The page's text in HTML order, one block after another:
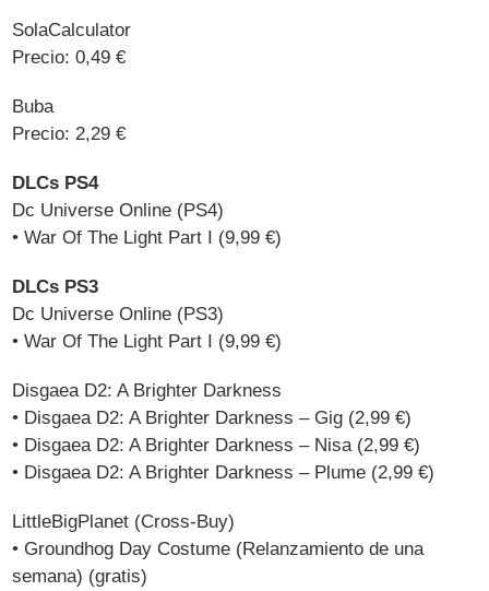
SolaCalculator
Precio: 0,49 €
Buba
Precio: 2,29 €
DLCs PS4
Dc Universe Online (PS4)
• War Of The Light Part I (9,99 €)
DLCs PS3
Dc Universe Online (PS3)
• War Of The Light Part I (9,99 €)
Disgaea D2: A Brighter Darkness
• Disgaea D2: A Brighter Darkness – Gig (2,99 €)
• Disgaea D2: A Brighter Darkness – Nisa (2,99 €)
• Disgaea D2: A Brighter Darkness – Plume (2,99 €)
LittleBigPlanet (Cross-Buy)
• Groundhog Day Costume (Relanzamiento de una
semana) (gratis)